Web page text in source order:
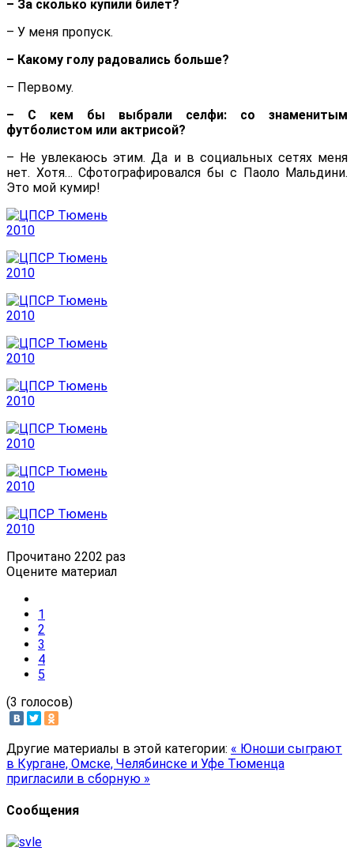
– За сколько купили билет?
– У меня пропуск.
– Какому голу радовались больше?
– Первому.
– С кем бы выбрали селфи: со знаменитым
футболистом или актрисой?
– Не увлекаюсь этим. Да и в социальных сетях меня
нет. Хотя… Сфотографировался бы с Паоло Мальдини.
Это мой кумир!
Прочитано 2202 раз
Оцените материал
1
2
3
4
5
(3 голосов)
Другие материалы в этой категории: « Юноши сыграют
в Кургане, Омске, Челябинске и Уфе Тюменца
пригласили в сборную »
Сообщения